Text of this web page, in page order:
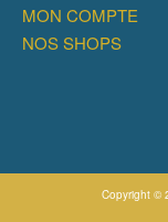
MON COMPTE
NOS SHOPS
Copyright ©